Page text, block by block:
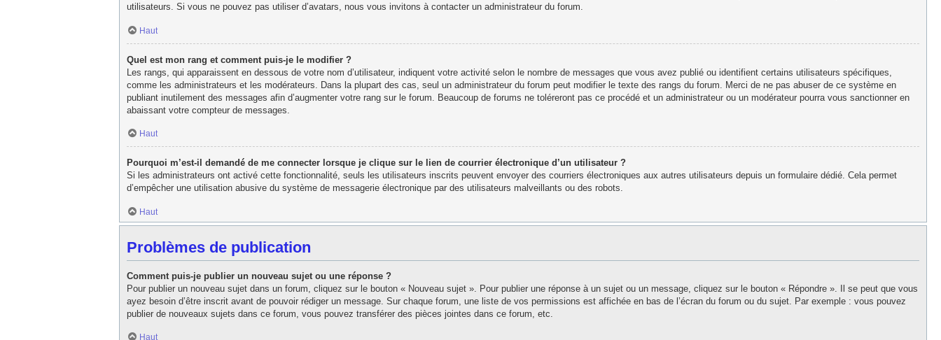
utilisateurs. Si vous ne pouvez pas utiliser d’avatars, nous vous invitons à contacter un administrateur du forum.
Haut
Quel est mon rang et comment puis-je le modifier ?
Les rangs, qui apparaissent en dessous de votre nom d’utilisateur, indiquent votre activité selon le nombre de messages que vous avez publié ou identifient certains utilisateurs spécifiques,
comme les administrateurs et les modérateurs. Dans la plupart des cas, seul un administrateur du forum peut modifier le texte des rangs du forum. Merci de ne pas abuser de ce système en
publiant inutilement des messages afin d’augmenter votre rang sur le forum. Beaucoup de forums ne toléreront pas ce procédé et un administrateur ou un modérateur pourra vous sanctionner en
abaissant votre compteur de messages.
Haut
Pourquoi m’est-il demandé de me connecter lorsque je clique sur le lien de courrier électronique d’un utilisateur ?
Si les administrateurs ont activé cette fonctionnalité, seuls les utilisateurs inscrits peuvent envoyer des courriers électroniques aux autres utilisateurs depuis un formulaire dédié. Cela permet
d’empêcher une utilisation abusive du système de messagerie électronique par des utilisateurs malveillants ou des robots.
Haut
Problèmes de publication
Comment puis-je publier un nouveau sujet ou une réponse ?
Pour publier un nouveau sujet dans un forum, cliquez sur le bouton « Nouveau sujet ». Pour publier une réponse à un sujet ou un message, cliquez sur le bouton « Répondre ». Il se peut que vous
ayez besoin d’être inscrit avant de pouvoir rédiger un message. Sur chaque forum, une liste de vos permissions est affichée en bas de l’écran du forum ou du sujet. Par exemple : vous pouvez
publier de nouveaux sujets dans ce forum, vous pouvez transférer des pièces jointes dans ce forum, etc.
Haut